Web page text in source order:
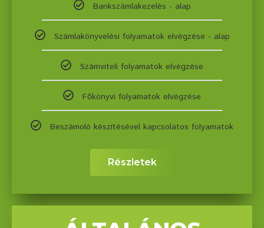
Bankszámlakezelés - alap
Számlakönyvelési folyamatok elvégzése - alap
Számviteli folyamatok elvégzése
Főkönyvi folyamatok elvégzése
Beszámoló készítésével kapcsolatos folyamatok
Részletek